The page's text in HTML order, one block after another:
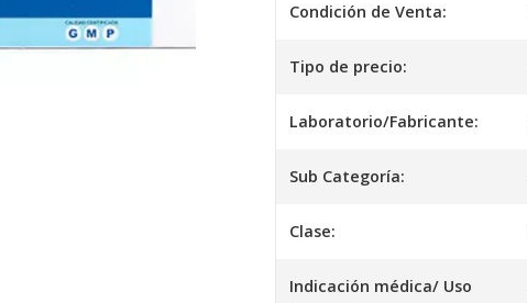
Condición de Venta:
Tipo de precio:
Laboratorio/Fabricante:
Sub Categoría:
Clase:
Indicación médica/ Uso